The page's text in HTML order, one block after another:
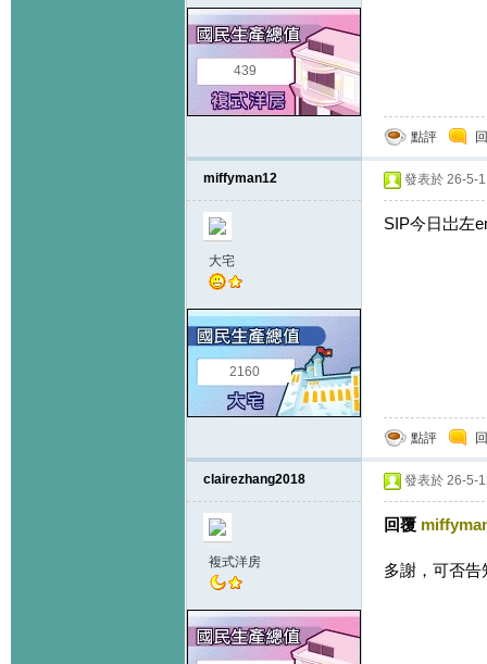
439
點評
miffyman12
大宅
2160
發表於 26-5-
SIP今日岀左
點評
clairezhang2018
複式洋房
發表於 26-5-
回覆
多謝，可否告